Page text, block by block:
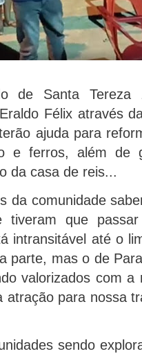
de Santa Tereza
Félix através
ajuda para
e ferros, além
da casa de reis...
da comunidade
tiveram que
intransitável até o
parte, mas o de
valorizados com
atração para nossa
sendo